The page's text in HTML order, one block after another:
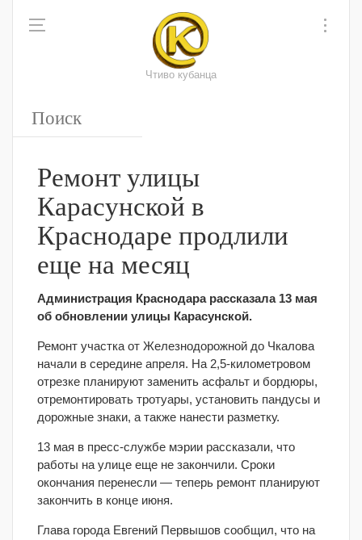
Чтиво кубанца
Ремонт улицы
Карасунской в
Краснодаре продлили
еще на месяц
Администрация Краснодара рассказала 13 мая
об обновлении улицы Карасунской.
Ремонт участка от Железнодорожной до Чкалова
начали в середине апреля. На 2,5-километровом
отрезке планируют заменить асфальт и бордюры,
отремонтировать тротуары, установить пандусы и
дорожные знаки, а также нанести разметку.
13 мая в пресс-службе мэрии рассказали, что
работы на улице еще не закончили. Сроки
окончания перенесли — теперь ремонт планируют
закончить в конце июня.
Глава города Евгений Первышов сообщил, что на